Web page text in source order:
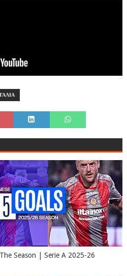
Season | Serie A 2025-26